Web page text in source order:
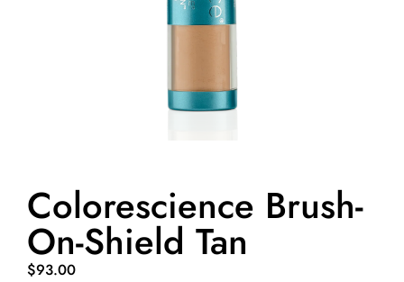
Colorescience Brush-
On-Shield Tan
$93.00